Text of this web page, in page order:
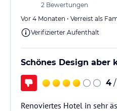
2 Bewertungen
Vor 4 Monaten • Verreist als
Verifizierter Aufenthalt
Schönes Design aber
4
Renoviertes Hotel in sehr